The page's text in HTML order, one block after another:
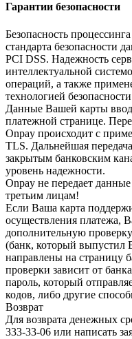
Гарантии безопасности
Безопасность
стандарта безопасности
PCI DSS. Надежность
интеллектуальной
операций, а также
технологией
Данные Вашей карты
платежной странице.
Onpay происходит с
TLS. Дальнейшая
закрытым банковским
уровень надежности.
Onpay не передает
третьим лицам!
Если Ваша карта
осуществления платежа,
дополнительную
(банк, который выпустил
направлены на страницу
проверки зависит от
пароль, который
кодов, либо другие
Возврат
Для возврата денежных
333-33-06 или написать